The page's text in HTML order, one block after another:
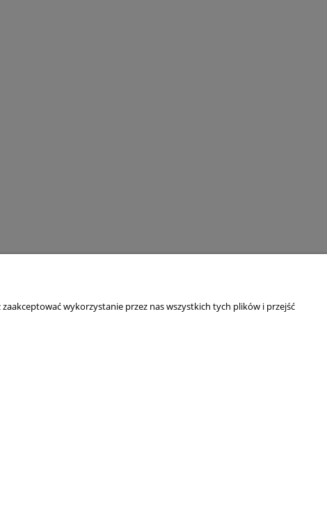
wykorzystanie przez nas wszystkich tych plików i przejść